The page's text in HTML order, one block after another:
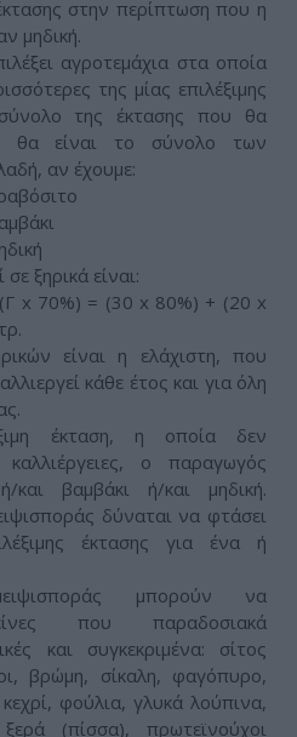
στην περίπτωση που η
μηδική.
αγροτεμάχια στα οποία
της μίας επιλέξιμης
της έκτασης που θα
θα είναι το σύνολο των
αν έχουμε:
ξηρικά είναι:
x 70%) = (30 x 80%) + (20 x
είναι η ελάχιστη, που
κάθε έτος και για όλη
έκταση, η οποία δεν
ο παραγωγός
και βαμβάκι ή/και μηδική.
δύναται να φτάσει
έκτασης για ένα ή
μπορούν να
που παραδοσιακά
και συγκεκριμένα: σίτος
βρώμη, σίκαλη, φαγόπυρο,
φούλια, γλυκά λούπινα,
(πίσσα), πρωτεϊνούχοι